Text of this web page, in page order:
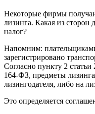
Некоторые фирмы
лизинга. Какая из сторон
налог?
Напомним:
зарегистрировано
Согласно пункту 2
164-ФЗ, предметы
лизингодателя, либо на
Это определяется